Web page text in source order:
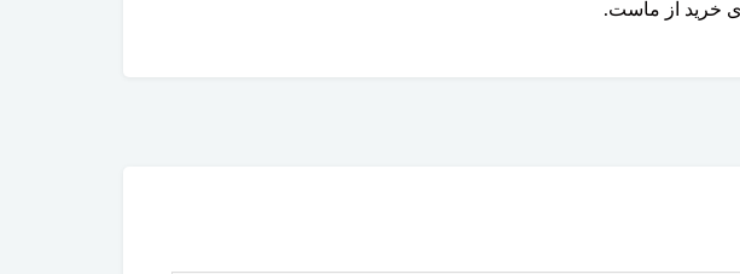
خرید از ماست.